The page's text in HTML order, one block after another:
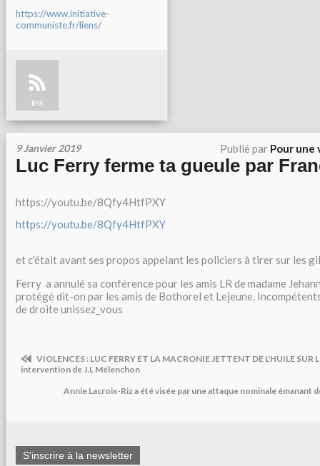
https://www.initiative-
communiste.fr/liens/
RSS
9 Janvier 2019 Publié par Pour une
Luc Ferry ferme ta gueule par
https://youtu.be/8Qfy4HtfPXY
https://youtu.be/8Qfy4HtfPXY
et c'était avant ses propos appelant les policiers à tirer sur les
Ferry a annulé sa conférence pour les amis LR de madame
protégé dit-on par les amis de Bothorel et Lejeune.
de droite unissez_vous
VIOLENCES : LUC FERRY ET LA MACRONIE JETTENT DE L'HUILE SUR
intervention de J.L Mélenchon
Annie Lacroix-Riz a été visée par une attaque nominale émanant
S'inscrire à la newsletter